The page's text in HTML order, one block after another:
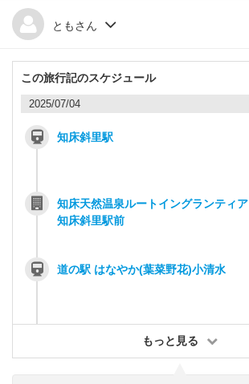
ともさん
この旅行記のスケジュール
2025/07/04
知床斜里駅
知床天然温泉ルートイングランティア
知床斜里駅前
道の駅 はなやか(葉菜野花)小清水
もっと見る